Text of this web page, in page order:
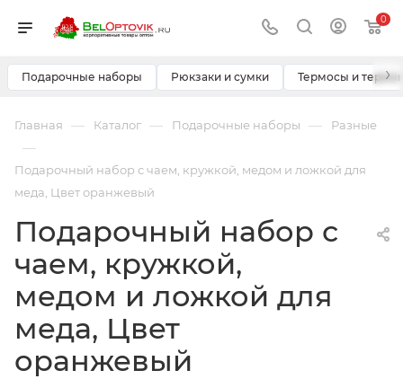
0
Подарочные наборы Рюкзаки и сумки Термосы и ›
Главная — Каталог — Подарочные наборы — Разные
—
Подарочный набор с чаем, кружкой, медом и ложкой для
меда, Цвет оранжевый
Подарочный набор с
чаем, кружкой,
медом и ложкой для
меда, Цвет
оранжевый